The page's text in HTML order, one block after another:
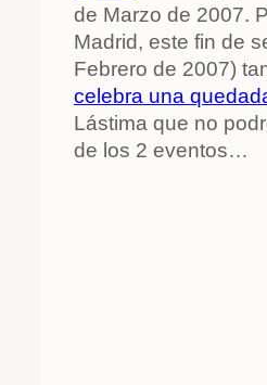
de Marzo de 2007.
Madrid, este fin de
Febrero de 2007)
celebra una
Lástima que no
de los 2 eventos…